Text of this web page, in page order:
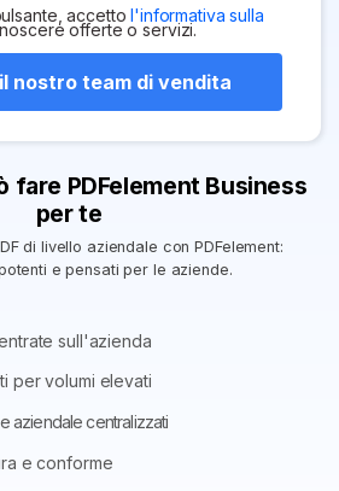
AI
12
accettol'informativa sulla
offerte o servizi.
nostro team di vendita
fare PDFelement Business
per te
di livello aziendale con PDFelement:
e pensati per le aziende.
sull'azienda
per volumi elevati
aziendale centralizzati
e conforme